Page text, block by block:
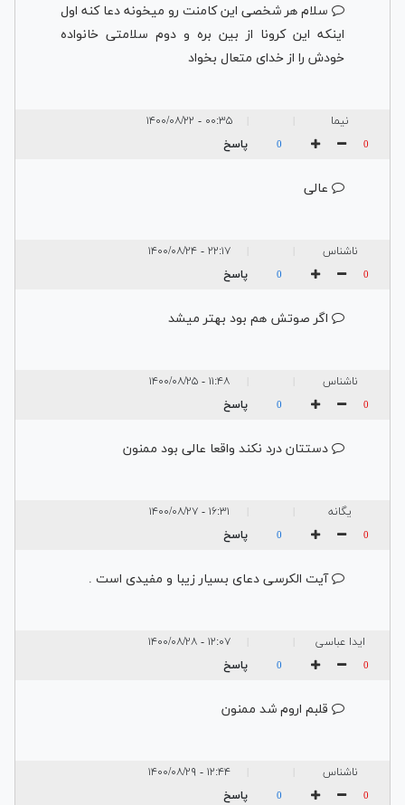
سلام هر شخصی این کامنت رو میخونه دعا کنه اول
اینکه این کرونا از بین بره و دوم سلامتی خانواده
خودش را از خدای متعال بخواد
نيما ۰۰:۳۵ - ۱۴۰۰/۰۸/۲۲
0
0 پاسخ
عالى
ناشناس ۲۲:۱۷ - ۱۴۰۰/۰۸/۲۴
0
0 پاسخ
اگر صوتش هم بود بهتر میشد
ناشناس ۱۱:۴۸ - ۱۴۰۰/۰۸/۲۵
0
0 پاسخ
دستتان درد نکند واقعا عالی بود ممنون
یگانه ۱۶:۳۱ - ۱۴۰۰/۰۸/۲۷
0
0 پاسخ
آیت الکرسی دعای بسیار زیبا و مفیدی است .
ایدا عباسی ۱۲:۰۷ - ۱۴۰۰/۰۸/۲۸
0
0 پاسخ
قلبم اروم شد ممنون
ناشناس ۱۲:۴۴ - ۱۴۰۰/۰۸/۲۹
0
0 پاسخ